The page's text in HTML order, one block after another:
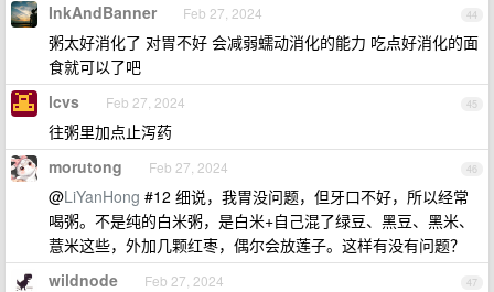
44
InkAndBanner Feb 27, 2024
粥太好消化了 对胃不好 会减弱蠕动消化的能力 吃点好消化的面
食就可以了吧
45
lcvs Feb 27, 2024
往粥里加点止泻药
46
morutong Feb 27, 2024
@LiYanHong #12 细说，我胃没问题，但牙口不好，所以经常
喝粥。不是纯的白米粥，是白米+自己混了绿豆、黑豆、黑米、
薏米这些，外加几颗红枣，偶尔会放莲子。这样有没有问题？
47
wildnode Feb 27, 2024